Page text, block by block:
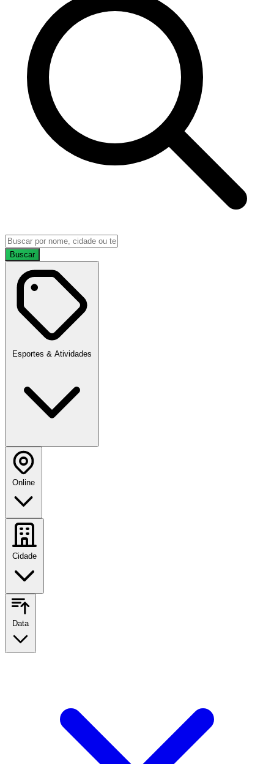
Buscar
Esportes & Atividades
Online
Cidade
Data